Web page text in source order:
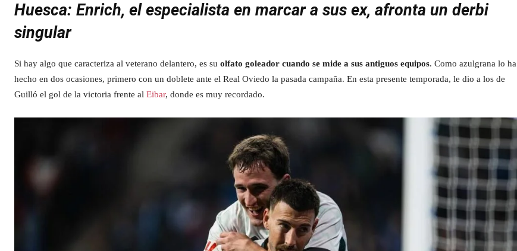
Huesca: Enrich, el especialista en marcar a sus ex, afronta un derbi
singular
Si hay algo que caracteriza al veterano delantero, es su olfato goleador cuando se mide a sus antiguos equipos. Como azulgrana lo ha
hecho en dos ocasiones, primero con un doblete ante el Real Oviedo la pasada campaña. En esta presente temporada, le dio a los de
Guilló el gol de la victoria frente al Eibar, donde es muy recordado.